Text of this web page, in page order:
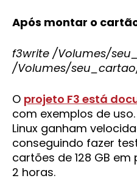
Após montar o
f3write /Volumes/
/Volumes/
O projeto F3 está
com exemplos de
Linux ganham
conseguindo fazer
cartões de 128 GB
2 horas.